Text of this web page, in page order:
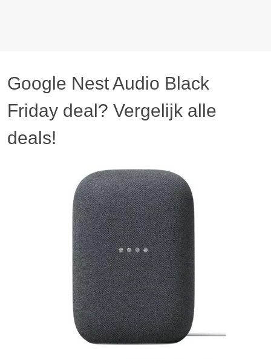
Google Nest Audio Black
Friday deal? Vergelijk alle
deals!